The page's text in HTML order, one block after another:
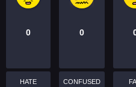
0
HATE
0
CONFUSED